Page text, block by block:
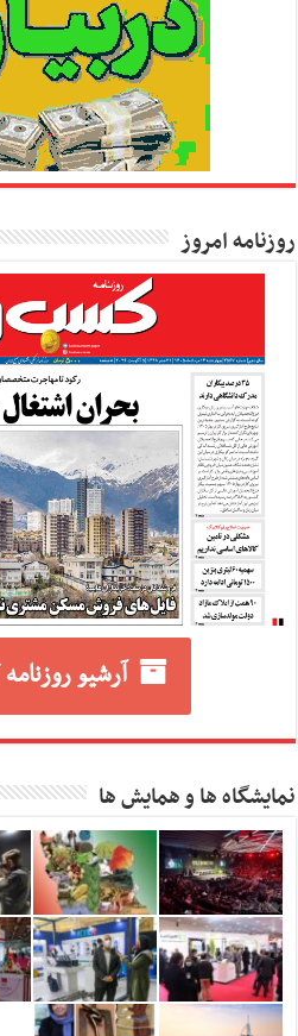
روزنامه امروز
آرشیو
نمایشگاه ها و همایش ها